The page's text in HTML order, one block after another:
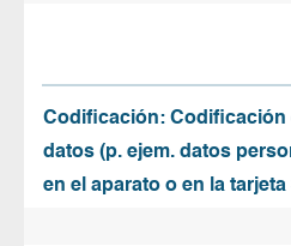
Codificación: Codificación
datos (p. ejem. datos
en el aparato o en la tarjeta